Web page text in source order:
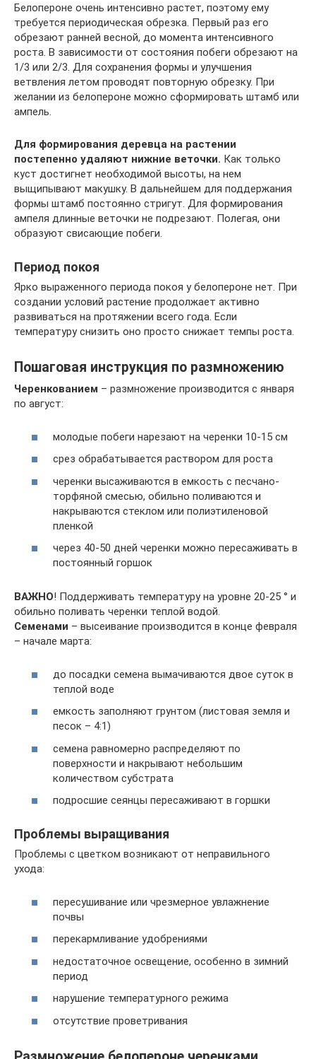
Белопероне очень интенсивно растет, поэтому ему
требуется периодическая обрезка. Первый раз его
обрезают ранней весной, до момента интенсивного
роста. В зависимости от состояния побеги обрезают на
1/3 или 2/3. Для сохранения формы и улучшения
ветвления летом проводят повторную обрезку. При
желании из белопероне можно сформировать штамб или
ампель.
Для формирования деревца на растении
постепенно удаляют нижние веточки. Как только
куст достигнет необходимой высоты, на нем
выщипывают макушку. В дальнейшем для поддержания
формы штамб постоянно стригут. Для формирования
ампеля длинные веточки не подрезают. Полегая, они
образуют свисающие побеги.
Период покоя
Ярко выраженного периода покоя у белопероне нет. При
создании условий растение продолжает активно
развиваться на протяжении всего года. Если
температуру снизить оно просто снижает темпы роста.
Пошаговая инструкция по размножению
Черенкованием – размножение производится с января
по август:
молодые побеги нарезают на черенки 10-15 см
срез обрабатывается раствором для роста
черенки высаживаются в емкость с песчано-
торфяной смесью, обильно поливаются и
накрываются стеклом или полиэтиленовой
пленкой
через 40-50 дней черенки можно пересаживать в
постоянный горшок
ВАЖНО! Поддерживать температуру на уровне 20-25 ° и
обильно поливать черенки теплой водой.
Семенами – высеивание производится в конце февраля
– начале марта:
до посадки семена вымачиваются двое суток в
теплой воде
емкость заполняют грунтом (листовая земля и
песок – 4:1)
семена равномерно распределяют по
поверхности и накрывают небольшим
количеством субстрата
подросшие сеянцы пересаживают в горшки
Проблемы выращивания
Проблемы с цветком возникают от неправильного
ухода:
пересушивание или чрезмерное увлажнение
почвы
перекармливание удобрениями
недостаточное освещение, особенно в зимний
период
нарушение температурного режима
отсутствие проветривания